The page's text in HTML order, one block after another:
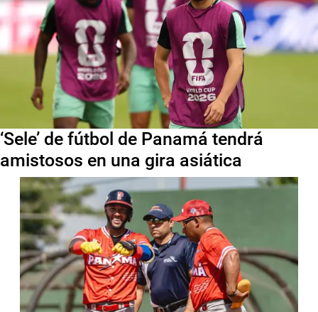
‘Sele’ de fútbol de Panamá tendrá
amistosos en una gira asiática